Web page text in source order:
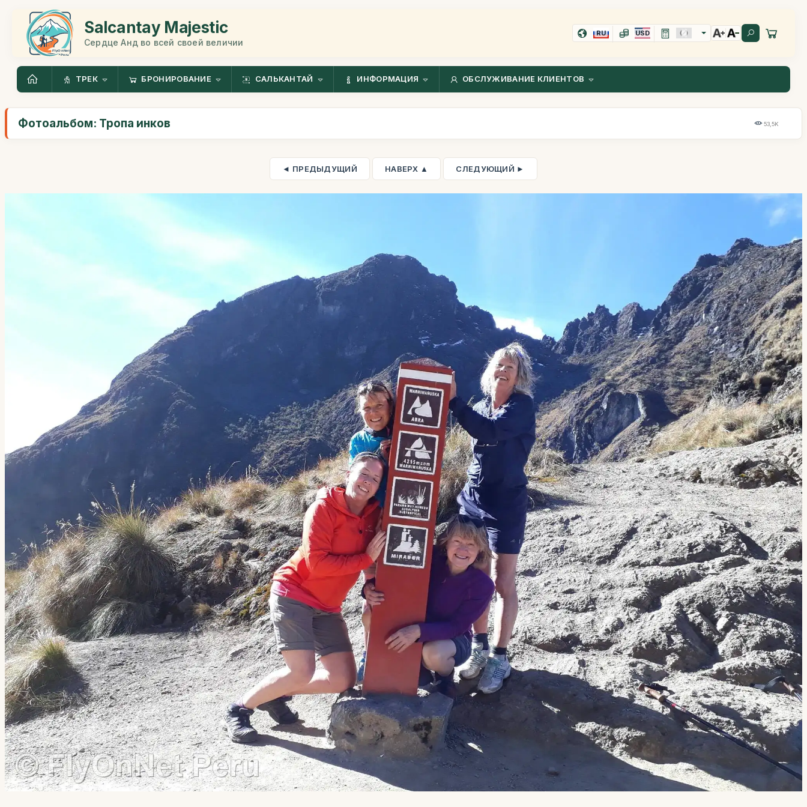
Salcantay Majestic
Сердце Анд во всей своей величии
RU USD
ТРЕК БРОНИРОВАНИЕ САЛЬКАНТАЙ ИНФОРМАЦИЯ ОБСЛУЖИВАНИЕ КЛИЕНТОВ
Фотоальбом: Тропа инков 53,5K
◄ ПРЕДЫДУЩИЙ НАВЕРХ ▲ СЛЕДУЮЩИЙ ►